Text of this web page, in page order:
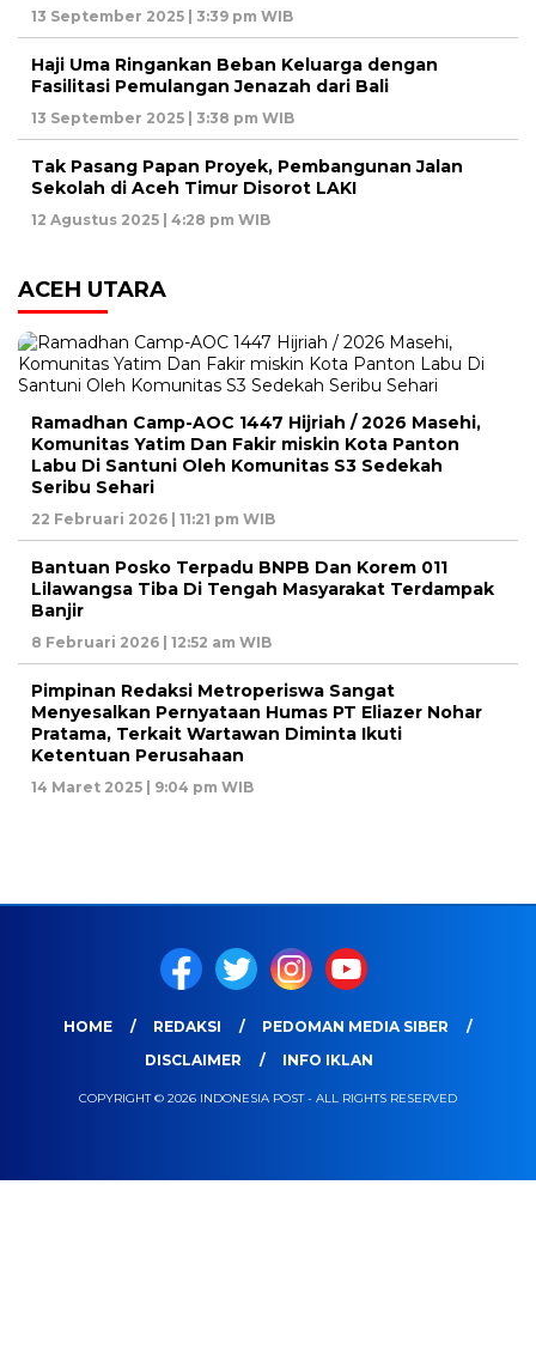
13 September 2025 | 3:39 pm WIB
Haji Uma Ringankan Beban Keluarga dengan
Fasilitasi Pemulangan Jenazah dari Bali
13 September 2025 | 3:38 pm WIB
Tak Pasang Papan Proyek, Pembangunan Jalan
Sekolah di Aceh Timur Disorot LAKI
12 Agustus 2025 | 4:28 pm WIB
ACEH UTARA
Ramadhan Camp-AOC 1447 Hijriah / 2026 Masehi,
Komunitas Yatim Dan Fakir miskin Kota Panton
Labu Di Santuni Oleh Komunitas S3 Sedekah
Seribu Sehari
22 Februari 2026 | 11:21 pm WIB
Bantuan Posko Terpadu BNPB Dan Korem 011
Lilawangsa Tiba Di Tengah Masyarakat Terdampak
Banjir
8 Februari 2026 | 12:52 am WIB
Pimpinan Redaksi Metroperiswa Sangat
Menyesalkan Pernyataan Humas PT Eliazer Nohar
Pratama, Terkait Wartawan Diminta Ikuti
Ketentuan Perusahaan
14 Maret 2025 | 9:04 pm WIB
HOME REDAKSI
PEDOMAN MEDIA SIBER
DISCLAIMER
INFO IKLAN
COPYRIGHT © 2026 INDONESIA POST - ALL RIGHTS RESERVED